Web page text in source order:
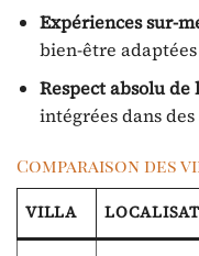
Expériences sur-
bien-être adaptées
Respect absolu de
intégrées dans
Comparaison des
VILLA